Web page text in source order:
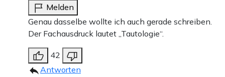
Melden
Genau dasselbe wollte ich auch gerade schreiben.
Der Fachausdruck lautet „Tautologie“.
42
Antworten